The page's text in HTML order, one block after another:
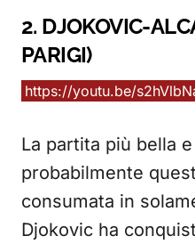
2. DJOKOVIC-
PARIGI)
https://youtu.be/
La partita più bella
probabilmente
consumata in
Djokovic ha